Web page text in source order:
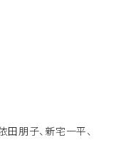
田朋子、新宅一平、